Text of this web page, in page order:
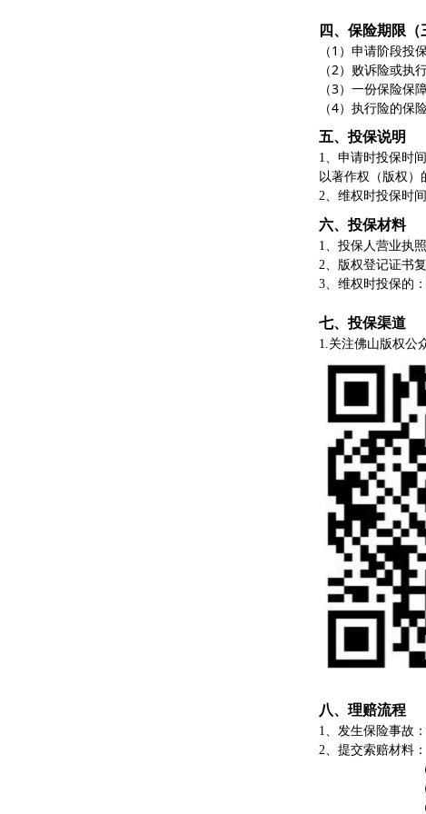
（4）执行险的保
（1）申请阶段投
（4）法院出
3、维权时投保的
1、发生保险事故
（2）败诉险或执
（3）一份保险保
2、版权登记证书
1、投保人营业执
（3）保险
（2）出险
1.关注佛山版权公
2、维权时投保时
2、提交索赔材料
以著作权（版权）
四、保险期限（
1、申请时投保时
五、投保说明
六、投保材料
七、投保渠道
八、理赔流程